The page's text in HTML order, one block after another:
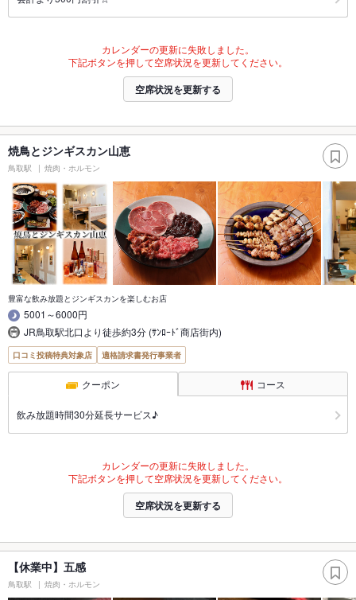
カレンダーの更新に失敗しました。
下記ボタンを押して空席状況を更新してください。
空席状況を更新する
焼鳥とジンギスカン山恵
鳥取駅 焼肉・ホルモン
豊富な飲み放題とジンギスカンを楽しむお店
5001～6000円
JR鳥取駅北口より徒歩約3分 (ｻﾝﾛｰﾄﾞ商店街内)
口コミ投稿特典対象店 適格請求書発行事業者
クーポン コース
飲み放題時間30分延長サービス♪
カレンダーの更新に失敗しました。
下記ボタンを押して空席状況を更新してください。
空席状況を更新する
【休業中】五感
鳥取駅 焼肉・ホルモン